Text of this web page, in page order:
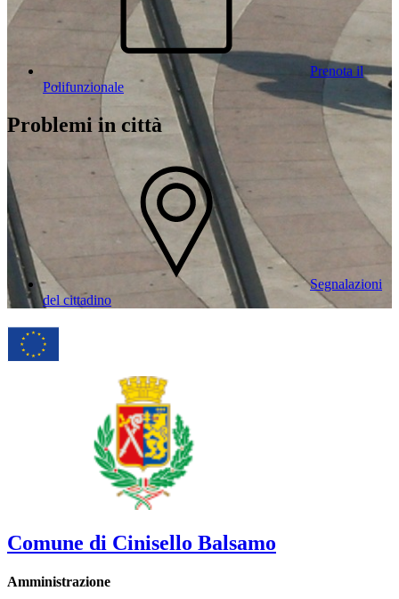
Prenota il
Polifunzionale
Problemi in città
Segnalazioni
del cittadino
Comune di Cinisello Balsamo
Amministrazione